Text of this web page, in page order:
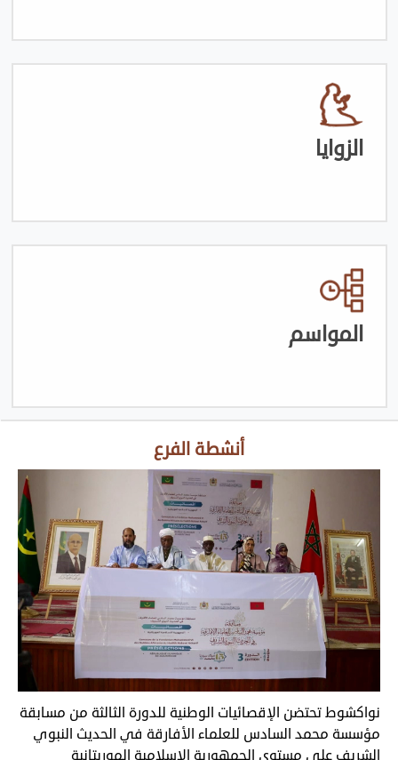
المواسم
الزوايا
أنشطة الفرع
نواكشوط تحتضن الإقصائيات الوطنية للدورة الثالثة من مسابقة
مؤسسة محمد السادس للعلماء الأفارقة في الحديث النبوي
الشريف على مستوى الجمهورية الإسلامية الموريتانية